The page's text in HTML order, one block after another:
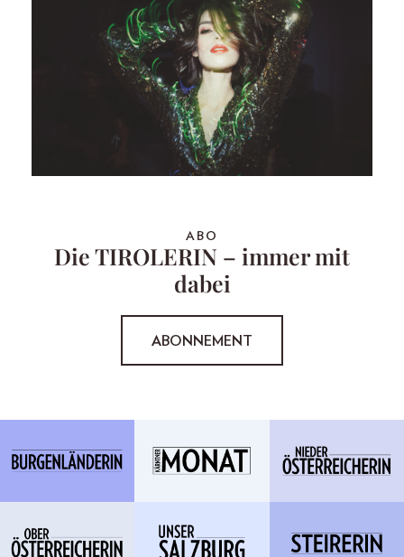
ABO
Die TIROLERIN – immer mit
dabei
ABONNEMENT